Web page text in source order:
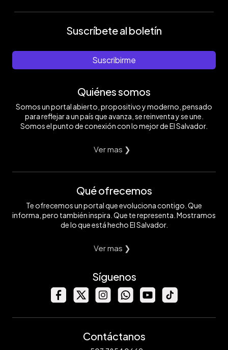
Suscríbete al boletín
Suscribirme
Quiénes somos
Somos un portal abierto, propositivo y moderno, pensado
para reflejar a un país que avanza, se reinventa y se une.
Somos el punto de conexión con lo mejor de El Salvador.
Ver mas ❯
Qué ofrecemos
Te ofrecemos un portal que evoluciona contigo. Que
informa, pero también inspira. Que te representa. Mostramos
de lo que está hecho El Salvador.
Ver mas ❯
Síguenos
Contáctanos